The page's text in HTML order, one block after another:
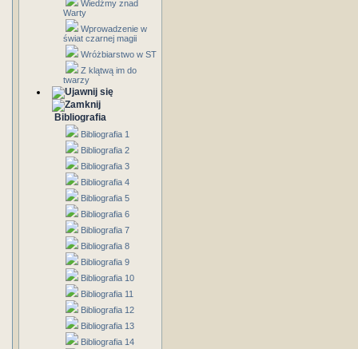
Wiedźmy znad
Warty
Wprowadzenie w
świat czarnej magii
Wróżbiarstwo w ST
Z klątwą im do
twarzy
Bibliografia
Bibliografia 1
Bibliografia 2
Bibliografia 3
Bibliografia 4
Bibliografia 5
Bibliografia 6
Bibliografia 7
Bibliografia 8
Bibliografia 9
Bibliografia 10
Bibliografia 11
Bibliografia 12
Bibliografia 13
Bibliografia 14